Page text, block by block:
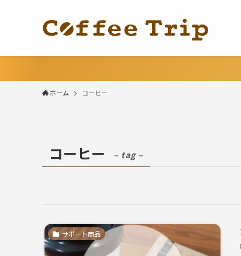
ホーム コーヒー
コーヒー – tag –
サポート商品